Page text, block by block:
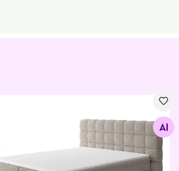
Otsi sarnaseid